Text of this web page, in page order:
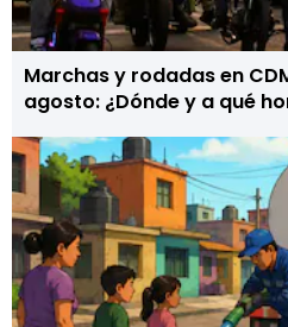
Marchas y rodadas en
agosto: ¿Dónde y a qué